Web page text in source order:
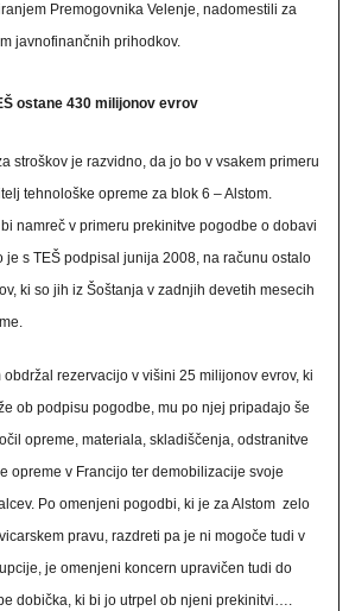
Premogovnika Velenje, nadomestili za
javnofinančnih prihodkov.
ostane 430 milijonov evrov
stroškov je razvidno, da jo bo v vsakem primeru
tehnološke opreme za blok 6 – Alstom.
namreč v primeru prekinitve pogodbe o dobavi
je s TEŠ podpisal junija 2008, na računu ostalo
ki so jih iz Šoštanja v zadnjih devetih mesecih
obdržal rezervacijo v višini 25 milijonov evrov, ki
ob podpisu pogodbe, mu po njej pripadajo še
opreme, materiala, skladiščenja, odstranitve
opreme v Francijo ter demobilizacije svoje
Po omenjeni pogodbi, ki je za Alstom zelo
pravu, razdreti pa je ni mogoče tudi v
je omenjeni koncern upravičen tudi do
dobička, ki bi jo utrpel ob njeni prekinitvi….